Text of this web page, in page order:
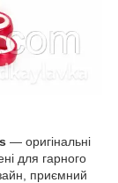
— оригінальні
для гарного
приємний